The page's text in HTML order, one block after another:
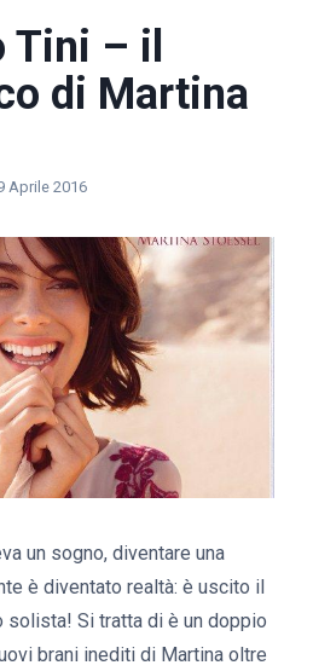
Tini – il
di Martina
Aprile 2016
un sogno, diventare una
è diventato realtà: è uscito il
solista! Si tratta di è un doppio
brani inediti di Martina oltre